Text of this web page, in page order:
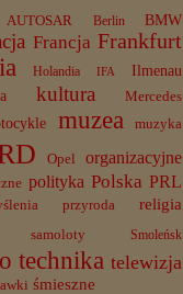
AUTOSAR Berlin BMW
Francja Frankfurt
Holandia IFA
Ilmenau
kultura Mercedes
muzea muzyka
Opel organizacyjne
polityka Polska PRL
przyroda religia
samoloty Smoleńsk
technika telewizja
śmieszne